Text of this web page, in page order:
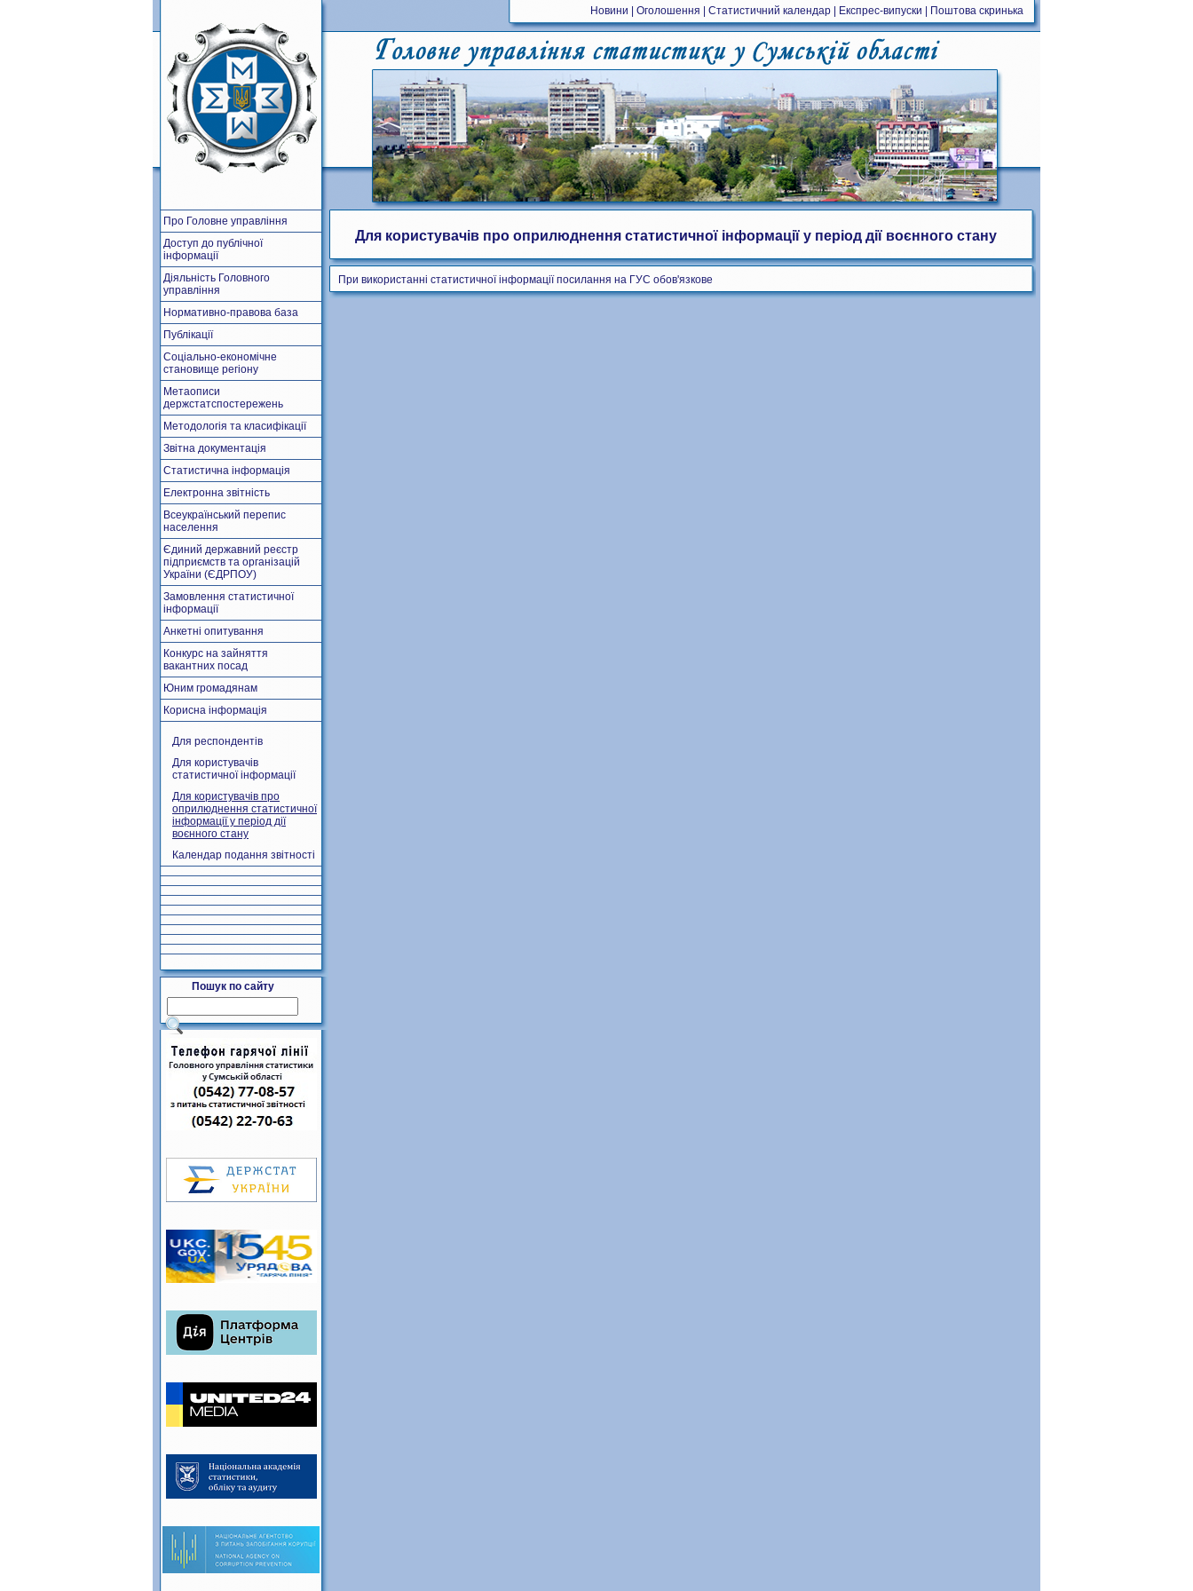
Новини Оголошення Статистичний календар Експрес-випуски Поштова скринька
Про Головне управління
Доступ до публічної
інформації
Діяльність Головного
управління
Нормативно-правова база
Публікації
Соціально-економічне
становище регіону
Метаописи
держстатспостережень
Методологія та класифікації
Звітна документація
Статистична інформація
Електронна звітність
Всеукраїнський перепис
населення
Єдиний державний реєстр
підприємств та організацій
України (ЄДРПОУ)
Замовлення статистичної
інформації
Анкетні опитування
Конкурс на зайняття
вакантних посад
Юним громадянам
Корисна інформація
Для респондентів
Для користувачів
статистичної інформації
Для користувачів про
оприлюднення статистичної
інформації у період дії
воєнного стану
Календар подання звітності
Пошук по сайту
Для користувачів про оприлюднення статистичної інформації у період дії воєнного стану
При використанні статистичної інформації посилання на ГУС обов'язкове